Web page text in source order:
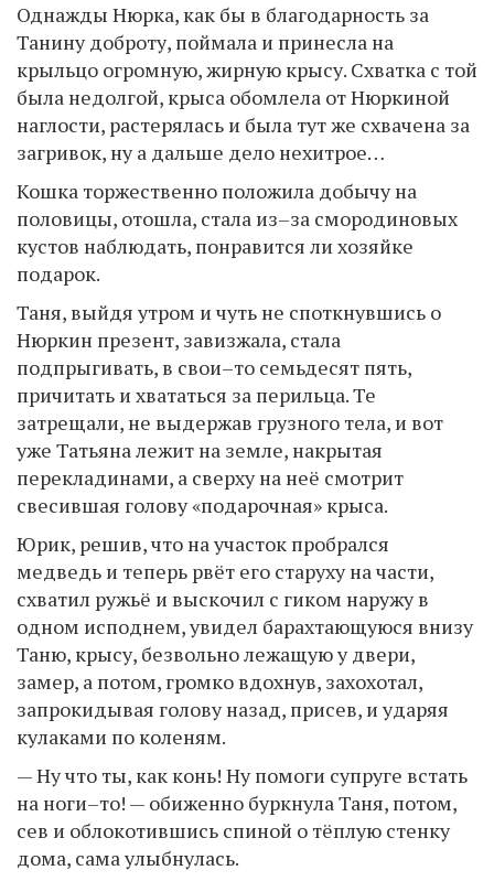
Однажды Нюрка, как бы в благодарность за
Танину доброту, поймала и принесла на
крыльцо огромную, жирную крысу. Схватка с той
была недолгой, крыса обомлела от Нюркиной
наглости, растерялась и была тут же схвачена за
загривок, ну а дальше дело нехитрое…
Кошка торжественно положила добычу на
половицы, отошла, стала из–за смородиновых
кустов наблюдать, понравится ли хозяйке
подарок.
Таня, выйдя утром и чуть не споткнувшись о
Нюркин презент, завизжала, стала
подпрыгивать, в свои–то семьдесят пять,
причитать и хвататься за перильца. Те
затрещали, не выдержав грузного тела, и вот
уже Татьяна лежит на земле, накрытая
перекладинами, а сверху на неё смотрит
свесившая голову «подарочная» крыса.
Юрик, решив, что на участок пробрался
медведь и теперь рвёт его старуху на части,
схватил ружьё и выскочил с гиком наружу в
одном исподнем, увидел барахтающуюся внизу
Таню, крысу, безвольно лежащую у двери,
замер, а потом, громко вдохнув, захохотал,
запрокидывая голову назад, присев, и ударяя
кулаками по коленям.
— Ну что ты, как конь! Ну помоги супруге встать
на ноги–то! — обиженно буркнула Таня, потом,
сев и облокотившись спиной о тёплую стенку
дома, сама улыбнулась.